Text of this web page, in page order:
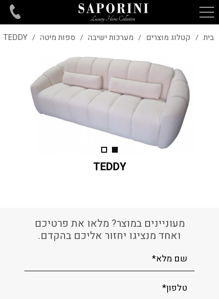
בית / קטלוג מוצרים / מערכות ישיבה / ספות מיטה /
TEDDY
TEDDY
מעוניינים במוצר? מלאו את פרטיכם
ואחד מנציגו יחזור אליכם בהקדם.